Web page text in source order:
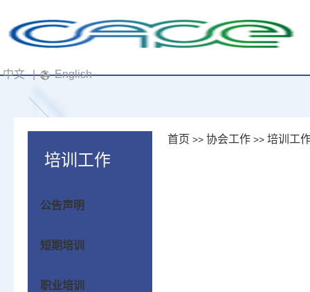
中文 | English
培训工作
公告声明
短期培训
职业培训
首页 >> 协会工作>> 培训工